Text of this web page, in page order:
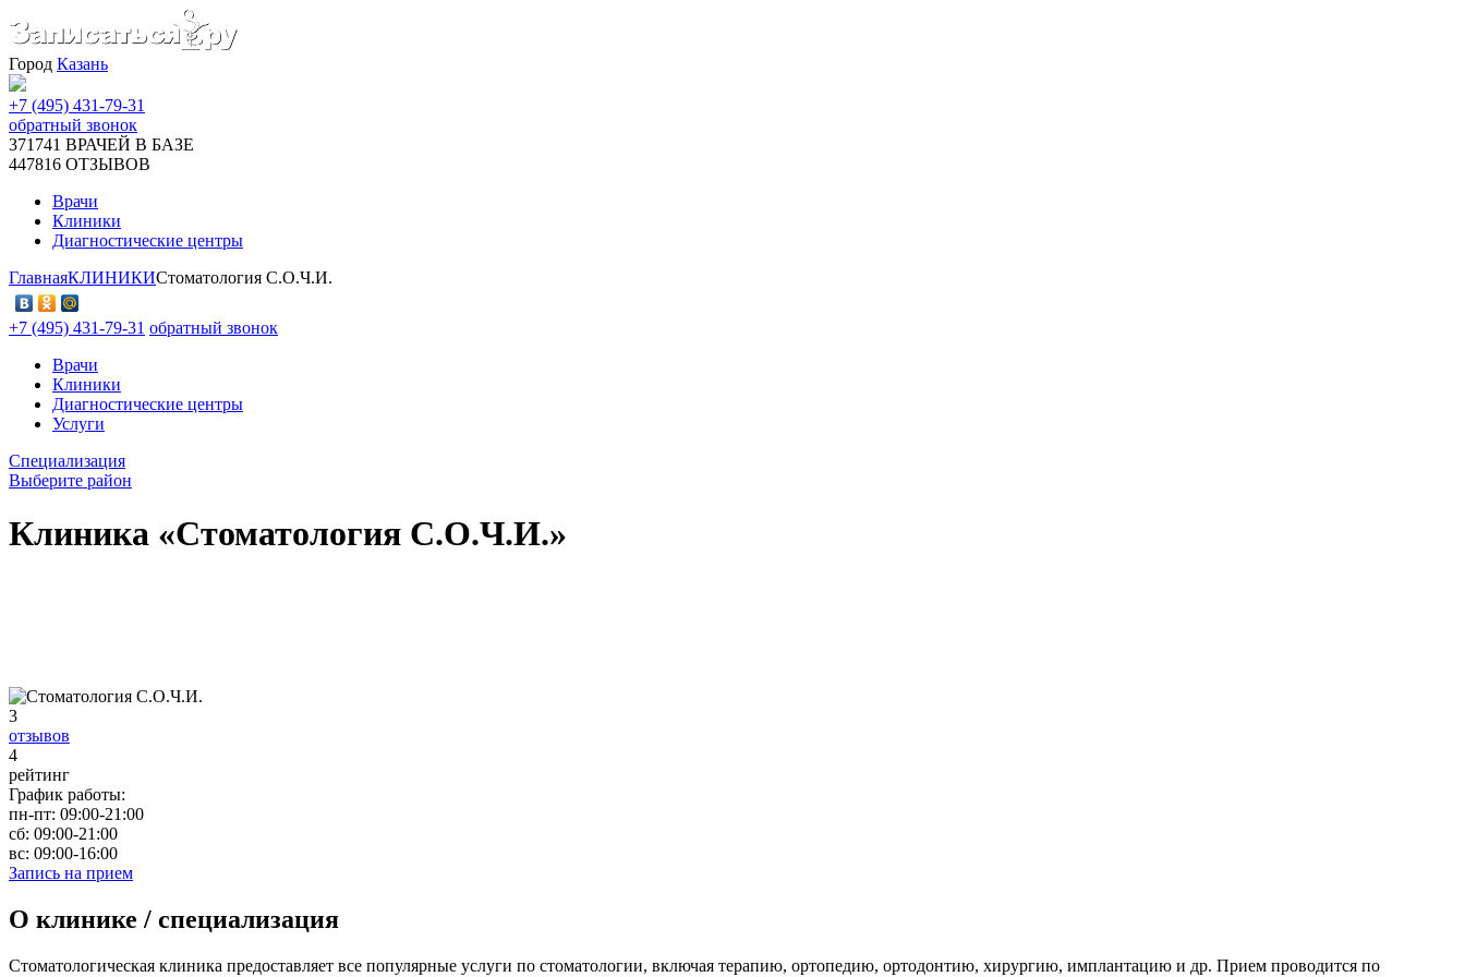
Город Казань
+7 (495) 431-79-31
обратный звонок
371741 ВРАЧЕЙ В БАЗЕ
447816 ОТЗЫВОВ
Врачи
Клиники
Диагностические центры
ГлавнаяКЛИНИКИСтоматология С.О.Ч.И.
+7 (495) 431-79-31 обратный звонок
Врачи
Клиники
Диагностические центры
Услуги
Специализация
Выберите район
Клиника «Стоматология С.О.Ч.И.»
3
отзывов
4
рейтинг
График работы:
пн-пт: 09:00-21:00
сб: 09:00-21:00
вс: 09:00-16:00
Запись на прием
О клинике / специализация
Стоматологическая клиника предоставляет все популярные услуги по стоматологии, включая терапию, ортопедию, ортодонтию, хирургию, имплантацию и др. Прием проводится по